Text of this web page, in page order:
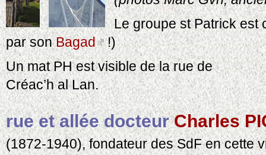
Le groupe st Patrick est
par sonBagad !)
Un mat PH est visible de la rue de
Créac’h al Lan.
rue et allée docteurCharles
(1872-1940), fondateur des SdF en cette